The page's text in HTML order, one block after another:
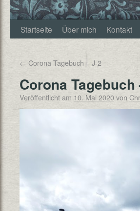
Startseite Über mich Kontakt
← Corona Tagebuch – J-2
Corona Tagebuch
Veröffentlicht am 10. Mai 2020von